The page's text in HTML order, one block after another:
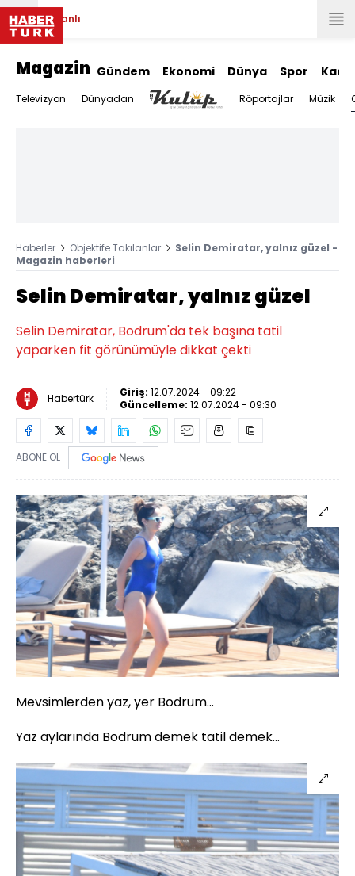
Canlı
Magazin Gündem Ekonomi Dünya Spor
Televizyon Dünyadan Röportajlar Müzik
Haberler Objektife Takılanlar
Selin Demiratar, yalnız güzel -
Magazin haberleri
Selin Demiratar, yalnız güzel
Selin Demiratar, Bodrum'da tek başına tatil
yaparken fit görünümüyle dikkat çekti
Habertürk Giriş: 12.07.2024 - 09:22
Güncelleme: 12.07.2024 - 09:30
ABONE OL
Mevsimlerden yaz, yer Bodrum...
Yaz aylarında Bodrum demek tatil demek...